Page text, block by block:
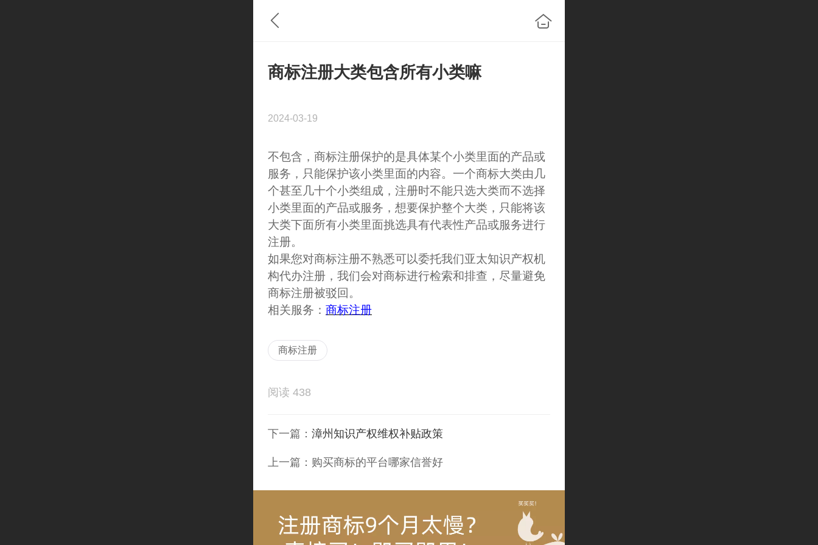
商标注册大类包含所有小类嘛
2024-03-19
不包含，商标注册保护的是具体某个小类里面的产品或
服务，只能保护该小类里面的内容。一个商标大类由几
个甚至几十个小类组成，注册时不能只选大类而不选择
小类里面的产品或服务，想要保护整个大类，只能将该
大类下面所有小类里面挑选具有代表性产品或服务进行
注册。
如果您对商标注册不熟悉可以委托我们亚太知识产权机
构代办注册，我们会对商标进行检索和排查，尽量避免
商标注册被驳回。
相关服务： 商标注册
商标注册
阅读 438
下一篇： 漳州知识产权维权补贴政策
上一篇： 购买商标的平台哪家信誉好